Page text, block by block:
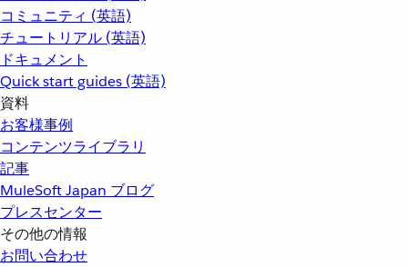
コミュニティ (英語)
チュートリアル (英語)
ドキュメント
Quick start guides (英語)
資料
お客様事例
コンテンツライブラリ
記事
MuleSoft Japan ブログ
プレスセンター
その他の情報
お問い合わせ